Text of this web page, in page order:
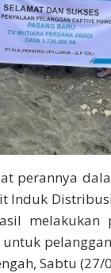
perannya
Sabtu (27/